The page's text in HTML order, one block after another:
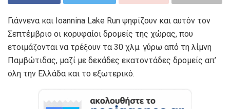
Γιάννενα και Ioannina Lake Run ψηφίζουν και αυτόν τον
Σεπτέμβριο οι κορυφαίοι δρομείς της χώρας, που
ετοιμάζονται να τρέξουν τα 30 χλμ. γύρω από τη λίμνη
Παμβώτιδας, μαζί με δεκάδες εκατοντάδες δρομείς απ’
όλη την Ελλάδα και το εξωτερικό.